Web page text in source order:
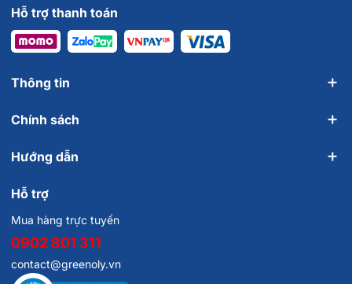
Hỗ trợ thanh toán
Thông tin
Chính sách
Hướng dẫn
Hỗ trợ
Mua hàng trực tuyến
0902 801 311
contact@greenoly.vn